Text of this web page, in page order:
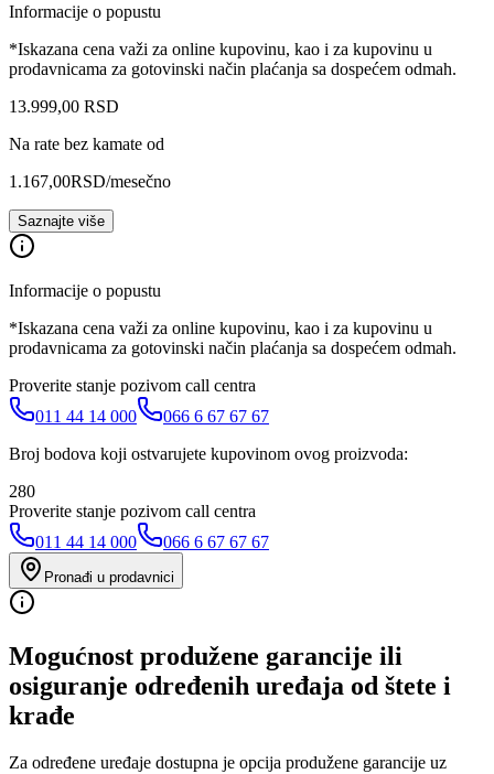
Informacije o popustu
*Iskazana cena važi za online kupovinu, kao i za kupovinu u
prodavnicama za gotovinski način plaćanja sa dospećem odmah.
13.999,00 RSD
Na rate bez kamate od
1.167,00RSD/mesečno
Saznajte više
Informacije o popustu
*Iskazana cena važi za online kupovinu, kao i za kupovinu u
prodavnicama za gotovinski način plaćanja sa dospećem odmah.
Proverite stanje pozivom call centra
011 44 14 000
066 6 67 67 67
Broj bodova koji ostvarujete kupovinom ovog proizvoda:
280
Proverite stanje pozivom call centra
011 44 14 000
066 6 67 67 67
Pronađi u prodavnici
Mogućnost produžene garancije ili
osiguranje određenih uređaja od štete i
krađe
Za određene uređaje dostupna je opcija produžene garancije uz